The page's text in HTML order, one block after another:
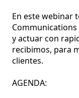
En este webinar
y actuar con
recibimos, para
clientes.
AGENDA: